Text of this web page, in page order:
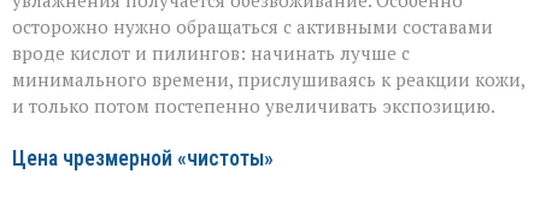
осторожно нужно обращаться с активными составами
вроде кислот и пилингов: начинать лучше с
минимального времени, прислушиваясь к реакции кожи,
и только потом постепенно увеличивать экспозицию.
Цена чрезмерной «чистоты»